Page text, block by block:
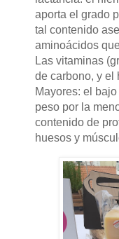
aporta el grado
tal contenido
aminoácidos
Las vitaminas
de carbono, y el
Mayores: el
peso por la
contenido de
huesos y